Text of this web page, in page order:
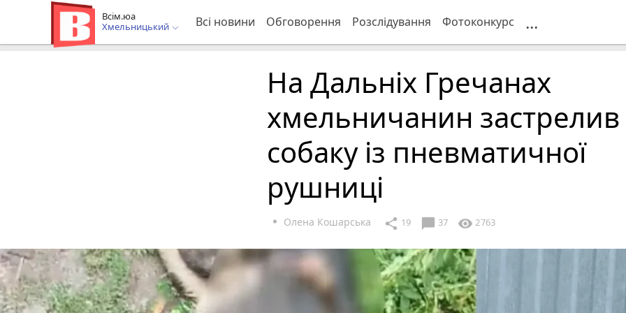
Всім.юа
Хмельницький
Всі новини Обговорення Розслідування Фотоконкурс ...
На Дальніх Гречанах
хмельничанин застрелив
собаку із пневматичної
рушниці
Олена Кошарська share 19 chat_bubble 37 visibility 2763